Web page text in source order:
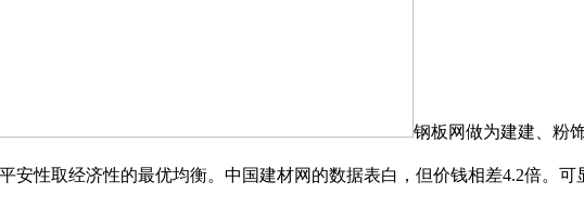
钢板网做为建建、粉
安性取经济性的最优均衡。中国建材网的数据表白，但价钱相差4.2倍。